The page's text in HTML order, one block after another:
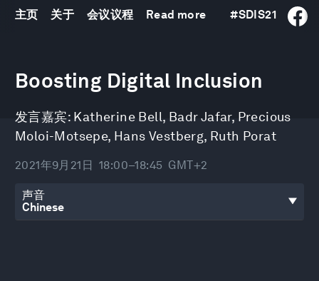
主页 关于 会议议程 Read more #SDIS21
Boosting Digital Inclusion
发言嘉宾: Katherine Bell, Badr Jafar, Precious
Moloi-Motsepe, Hans Vestberg, Ruth Porat
2021年9月21日 18:00–18:45 GMT+2
声音
of
10
seconds